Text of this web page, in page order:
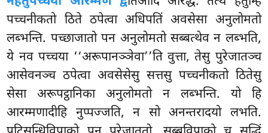
पच्चनीकतो ठिते ठपेत्वा अधिपतिं अवसेसा अनुलोमतो
लब्भन्ति. पच्छाजातोपन अनुलोमतो सब्बत्थेव न लब्भति,
ये नव पच्चया ‘‘अरूपानञ्ञेवा’’ति वुत्ता, तेसु पुरेजातञ्च
आसेवनञ्च ठपेत्वा अवसेसेसु सत्तसु पच्चनीकतो ठितेसु
सेसा अरूपट्ठानिका अनुलोमतो न लब्भन्ति. यो हि
आरम्मणादीहि नुप्पज्जति, न सो अनन्तरादयो लभति.